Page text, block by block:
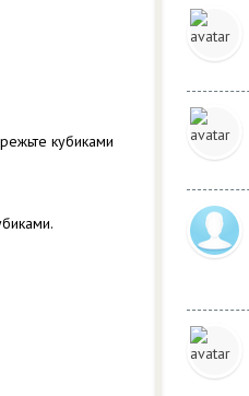
кубиками